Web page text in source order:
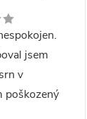
jsem
v
poškozený